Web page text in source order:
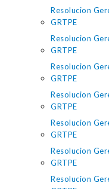
Resolucion
GRTPE
Resolucion
GRTPE
Resolucion
GRTPE
Resolucion
GRTPE
Resolucion
GRTPE
Resolucion
GRTPE
Resolucion